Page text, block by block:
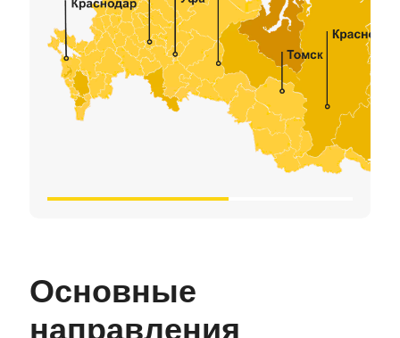
Основные
направления